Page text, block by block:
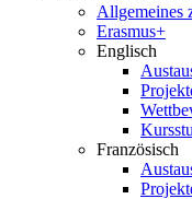
Allgemeines
Erasmus+
Englisch
Französisch